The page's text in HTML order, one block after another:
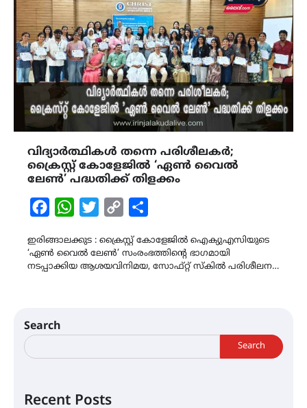
വിദ്യാർത്ഥികൾ തന്നെ പരിശീലകർ;
ക്രൈസ്റ്റ് കോളേജിൽ ‘ഏൺ വൈൽ
ലേൺ’ പദ്ധതിക്ക് തിളക്കം
FacebookWhatsAppTwitterCopy
ഇരിങ്ങാലക്കുട : ക്രൈസ്റ്റ് കോളേജിൽ ഐക്യുഎസിയുടെ
‘ഏൺ വൈൽ ലേൺ’ സംരംഭത്തിന്റെ ഭാഗമായി
നടപ്പാക്കിയ ആശയവിനിമയ, സോഫ്റ്റ് സ്കിൽ പരിശീലന…
Search
Search
Recent Posts